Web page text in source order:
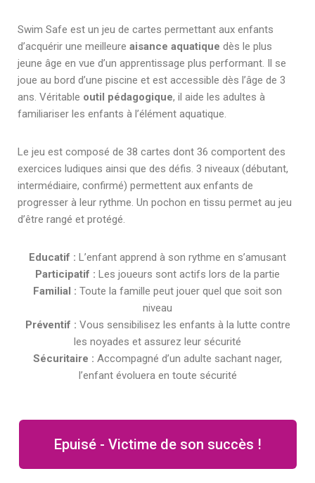
Swim Safe est un jeu de cartes permettant aux enfants
d’acquérir une meilleure aisance aquatique dès le plus
jeune âge en vue d’un apprentissage plus performant. Il se
joue au bord d’une piscine et est accessible dès l’âge de 3
ans. Véritable outil pédagogique, il aide les adultes à
familiariser les enfants à l’élément aquatique.
Le jeu est composé de 38 cartes dont 36 comportent des
exercices ludiques ainsi que des défis. 3 niveaux (débutant,
intermédiaire, confirmé) permettent aux enfants de
progresser à leur rythme. Un pochon en tissu permet au jeu
d’être rangé et protégé.
Educatif : L’enfant apprend à son rythme en s’amusant
Participatif : Les joueurs sont actifs lors de la partie
Familial : Toute la famille peut jouer quel que soit son
niveau
Préventif : Vous sensibilisez les enfants à la lutte contre
les noyades et assurez leur sécurité
Sécuritaire : Accompagné d’un adulte sachant nager,
l’enfant évoluera en toute sécurité
Epuisé - Victime de son succès !